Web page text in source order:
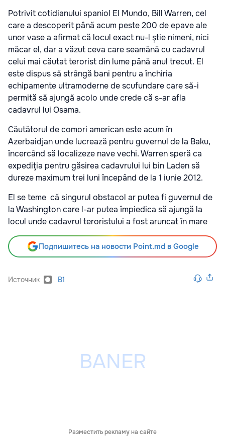
Potrivit cotidianului spaniol El Mundo, Bill Warren, cel
care a descoperit până acum peste 200 de epave ale
unor vase a afirmat că locul exact nu-l ştie nimeni, nici
măcar el, dar a văzut ceva care seamănă cu cadavrul
celui mai căutat terorist din lume până anul trecut. El
este dispus să strângă bani pentru a închiria
echipamente ultramoderne de scufundare care să-i
permită să ajungă acolo unde crede că s-ar afla
cadavrul lui Osama.
Căutătorul de comori american este acum în
Azerbaidjan unde lucrează pentru guvernul de la Baku,
încercând să localizeze nave vechi. Warren speră ca
expediţia pentru găsirea cadavrului lui bin Laden să
dureze maximum trei luni începând de la 1 iunie 2012.
El se teme că singurul obstacol ar putea fi guvernul de
la Washington care l-ar putea împiedica să ajungă la
locul unde cadavrul teroristului a fost aruncat în mare
Подпишитесь на новости Point.md в Google
Источник B1
Разместить рекламу на сайте